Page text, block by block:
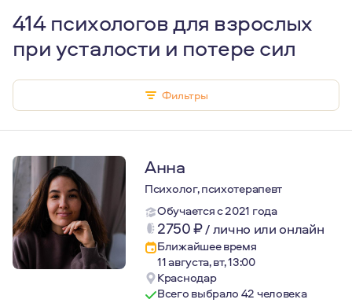
414 психологов для взрослых
при усталости и потере сил
Фильтры
Анна
Психолог, психотерапевт
Обучается с 2021 года
2750₽/лично или онлайн
Ближайшее время
11 августа, вт, 13:00
Краснодар
Всего выбрало 42 человека